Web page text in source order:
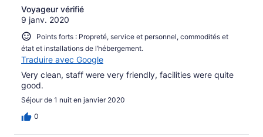
Voyageur vérifié
9 janv. 2020
Points forts : Propreté, service et personnel, commodités et
état et installations de l’hébergement.
Traduire avec Google
Very clean, staff were very friendly, facilities were quite
good.
Séjour de 1 nuit en janvier 2020
0